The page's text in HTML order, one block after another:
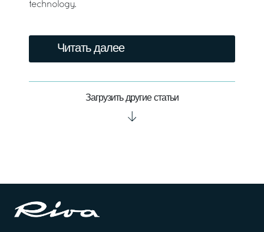
technology.
Читать далее
Загрузить другие статьи